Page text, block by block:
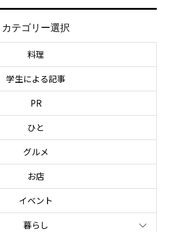
カテゴリー選択
料理
学生による記事
PR
ひと
グルメ
お店
イベント
暮らし